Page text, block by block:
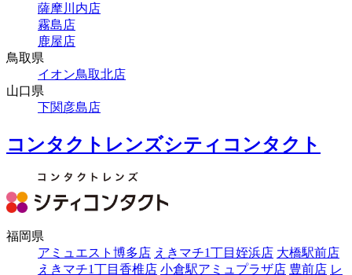
薩摩川内店
霧島店
鹿屋店
鳥取県
イオン鳥取北店
山口県
下関彦島店
コンタクトレンズシティコンタクト
福岡県
アミュエスト博多店 えきマチ1丁目姪浜店 大橋駅前店
えきマチ1丁目香椎店 小倉駅アミュプラザ店 豊前店 レ